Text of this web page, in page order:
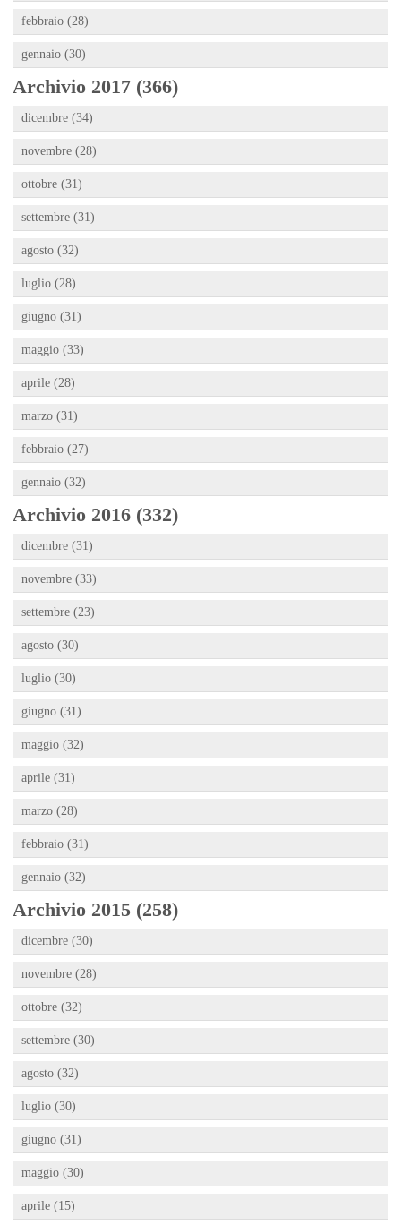
febbraio (28)
gennaio (30)
Archivio 2017 (366)
dicembre (34)
novembre (28)
ottobre (31)
settembre (31)
agosto (32)
luglio (28)
giugno (31)
maggio (33)
aprile (28)
marzo (31)
febbraio (27)
gennaio (32)
Archivio 2016 (332)
dicembre (31)
novembre (33)
settembre (23)
agosto (30)
luglio (30)
giugno (31)
maggio (32)
aprile (31)
marzo (28)
febbraio (31)
gennaio (32)
Archivio 2015 (258)
dicembre (30)
novembre (28)
ottobre (32)
settembre (30)
agosto (32)
luglio (30)
giugno (31)
maggio (30)
aprile (15)